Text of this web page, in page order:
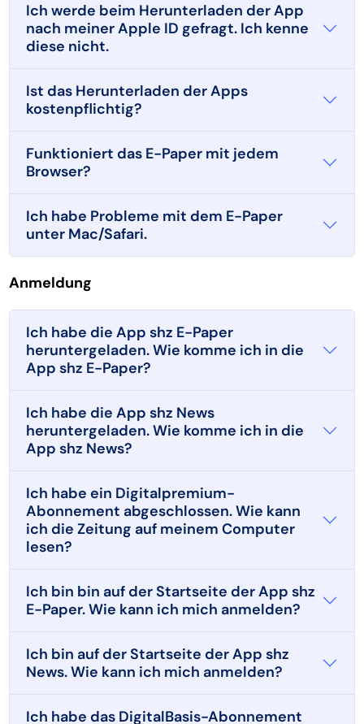
Ich werde beim Herunterladen der App
nach meiner Apple ID gefragt. Ich kenne
diese nicht.
Ist das Herunterladen der Apps
kostenpflichtig?
Funktioniert das E-Paper mit jedem
Browser?
Ich habe Probleme mit dem E-Paper
unter Mac/Safari.
Anmeldung
Ich habe die App shz E-Paper
heruntergeladen. Wie komme ich in die
App shz E-Paper?
Ich habe die App shz News
heruntergeladen. Wie komme ich in die
App shz News?
Ich habe ein Digitalpremium-
Abonnement abgeschlossen. Wie kann
ich die Zeitung auf meinem Computer
lesen?
Ich bin bin auf der Startseite der App shz
E-Paper. Wie kann ich mich anmelden?
Ich bin auf der Startseite der App shz
News. Wie kann ich mich anmelden?
Ich habe das DigitalBasis-Abonnement